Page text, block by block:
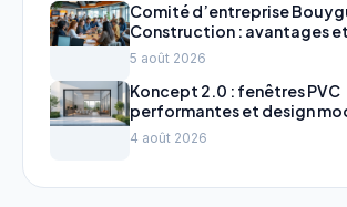
Comité d’entreprise
Construction : avantages
2024
5 août 2026
Koncept 2.0 : fenêtres PVC
performantes et design
4 août 2026